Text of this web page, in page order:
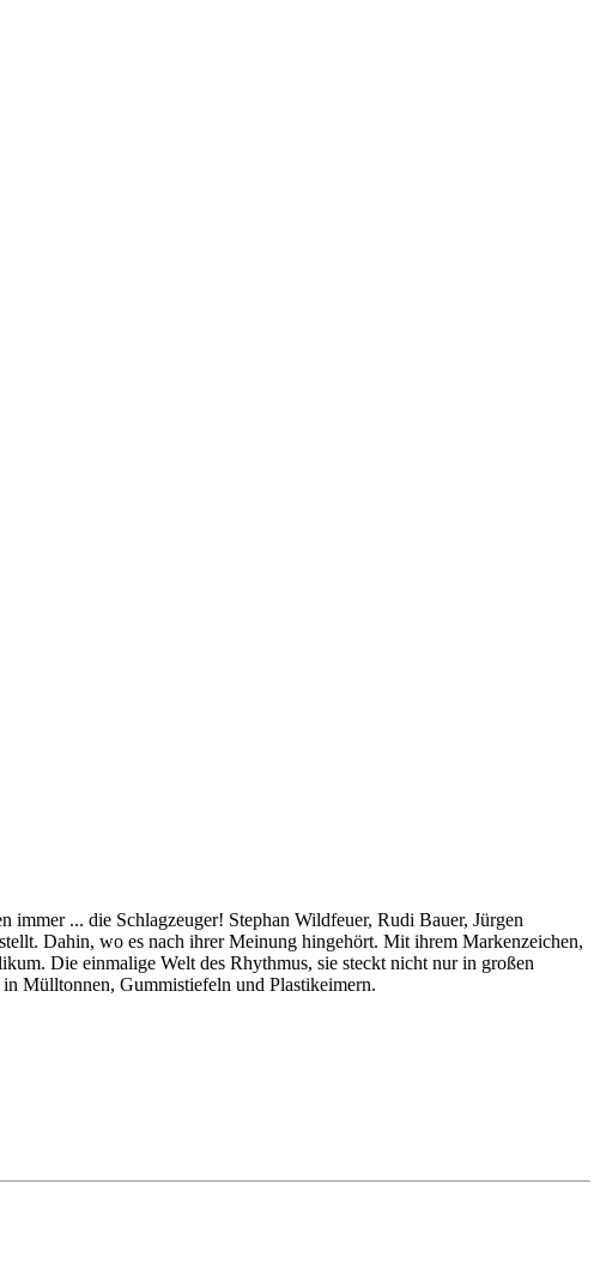
immer ... die Schlagzeuger! Stephan Wildfeuer, Rudi Bauer, Jürgen
Dahin, wo es nach ihrer Meinung hingehört. Mit ihrem Markenzeichen,
Die einmalige Welt des Rhythmus, sie steckt nicht nur in großen
Mülltonnen, Gummistiefeln und Plastikeimern.